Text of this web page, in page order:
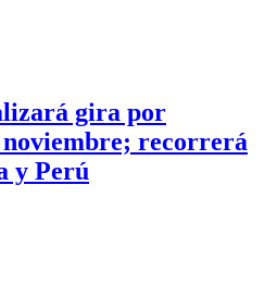
gira por
recorrerá
y Perú